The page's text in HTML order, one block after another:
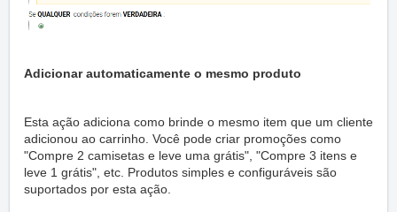
Adicionar automaticamente o mesmo produto
Esta ação adiciona como brinde o mesmo item que um cliente
adicionou ao carrinho. Você pode criar promoções como
"Compre 2 camisetas e leve uma grátis", "Compre 3 itens e
leve 1 grátis", etc. Produtos simples e configuráveis são
suportados por esta ação.